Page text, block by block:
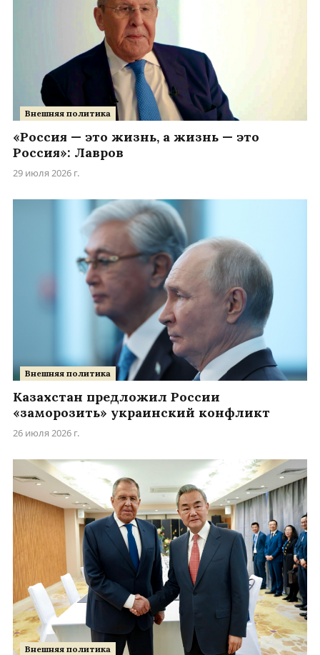
Внешняя политика
«Россия — это жизнь, а жизнь — это
Россия»: Лавров
29 июля 2026 г.
Внешняя политика
Казахстан предложил России
«заморозить» украинский конфликт
26 июля 2026 г.
Внешняя политика